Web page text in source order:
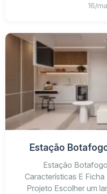
16/
Estação
Estação
Características E
Projeto Escolher um